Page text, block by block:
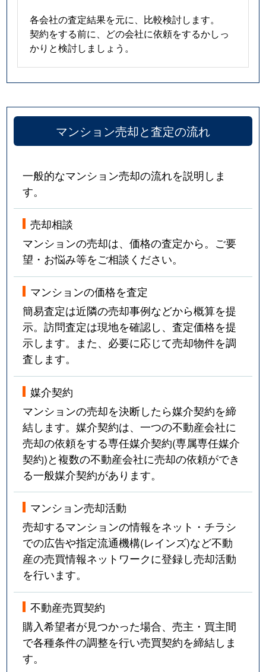
各会社の査定結果を元に、比較検討します。
契約をする前に、どの会社に依頼をするかしっ
かりと検討しましょう。
マンション売却と査定の流れ
一般的なマンション売却の流れを説明しま
す。
売却相談
マンションの売却は、価格の査定から。ご要
望・お悩み等をご相談ください。
マンションの価格を査定
簡易査定は近隣の売却事例などから概算を提
示。訪問査定は現地を確認し、査定価格を提
示します。また、必要に応じて売却物件を調
査します。
媒介契約
マンションの売却を決断したら媒介契約を締
結します。媒介契約は、一つの不動産会社に
売却の依頼をする専任媒介契約(専属専任媒介
契約)と複数の不動産会社に売却の依頼ができ
る一般媒介契約があります。
マンション売却活動
売却するマンションの情報をネット・チラシ
での広告や指定流通機構(レインズ)など不動
産の売買情報ネットワークに登録し売却活動
を行います。
不動産売買契約
購入希望者が見つかった場合、売主・買主間
で各種条件の調整を行い売買契約を締結しま
す。